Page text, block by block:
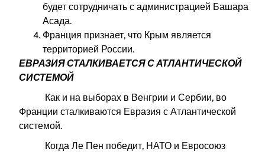
будет сотрудничать с администрацией Башара
Асада.
Франция признает, что Крым является
территорией России.
ЕВРАЗИЯ СТАЛКИВАЕТСЯ С АТЛАНТИЧЕСКОЙ
СИСТЕМОЙ
Как и на выборах в Венгрии и Сербии, во
Франции сталкиваются Евразия с Атлантической
системой.
Когда Ле Пен победит, НАТО и Евросоюз